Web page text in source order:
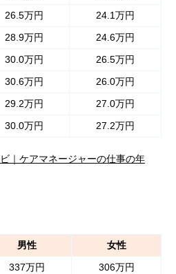
26.5万円
24.1万円
28.9万円
24.6万円
30.0万円
26.5万円
30.6万円
26.0万円
29.2万円
27.0万円
30.0万円 27.2万円
｜ケアマネージャーの仕事の年
男性
女性
337万円
306万円